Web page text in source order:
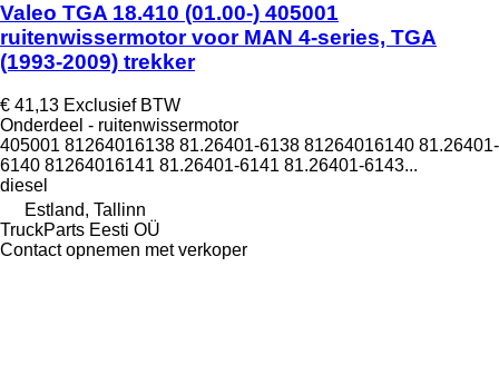
Valeo TGA 18.410 (01.00-) 405001
ruitenwissermotor voor MAN 4-series, TGA
(1993-2009) trekker
€ 41,13 Exclusief BTW
Onderdeel - ruitenwissermotor
405001 81264016138 81.26401-6138 81264016140 81.26401-
6140 81264016141 81.26401-6141 81.26401-6143...
diesel
Estland, Tallinn
TruckParts Eesti OÜ
Contact opnemen met verkoper